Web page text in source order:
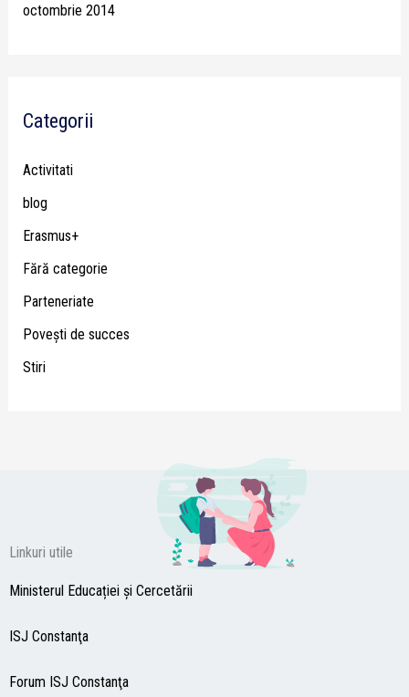
octombrie 2014
Categorii
Activitati
blog
Erasmus+
Fără categorie
Parteneriate
Poveşti de succes
Stiri
Linkuri utile
Ministerul Educației și Cercetării
ISJ Constanţa
Forum ISJ Constanţa